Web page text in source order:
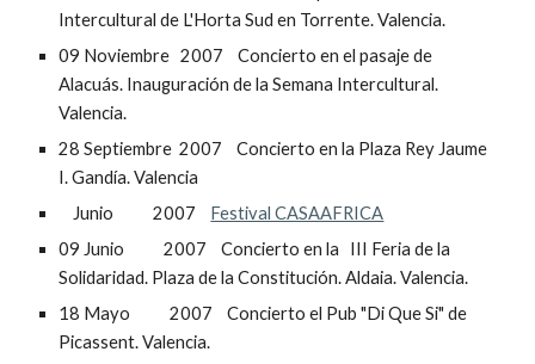
Intercultural de L'Horta Sud en Torrente. Valencia.
09 Noviembre   2007    Concierto en el pasaje de
Alacuás. Inauguración de la Semana Intercultural.
Valencia.
28 Septiembre  2007    Concierto en la Plaza Rey Jaume
I. Gandía. Valencia
    Junio           2007
Festival CASAAFRICA
09 Junio           2007    Concierto en la   III Feria de la
Solidaridad. Plaza de la Constitución. Aldaia. Valencia.
18 Mayo           2007    Concierto el Pub "Di Que Si" de
Picassent. Valencia.